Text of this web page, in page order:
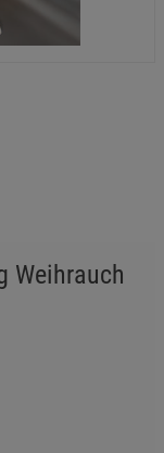
Weihrauch